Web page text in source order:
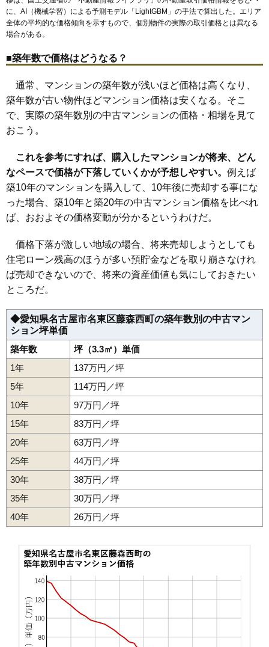
に、AI（機械学習）による予測モデル「LightGBM」の手法で算出した。エリア
全体の平均的な価格傾向を示すもので、個別物件の実際の取引価格とは異なる
場合がある。
■築年数で価格はどうなる？
通常、マンションの築年数が浅いほど価格は高くなり、
築年数が古い物件ほどマンション価格は安くなる。そこ
で、実際の築年数別の中古マンションの価格・相場を見て
おこう。
これを参考にすれば、購入したマンションが将来、どん
なペースで価格が下落していくかが予想しやすい。 例えば
築10年のマンションを購入して、10年後に売却する事にな
った場合、築10年と築20年の中古マンション価格を比べれ
ば、おおよその価格変動が分かるというわけだ。
価格下落が激しい地域の場合、将来売却しようとしても
住宅ローン残高のほうが多い預貯金などを取り崩さなけれ
ば売却できないので、将来の資産価値も気にしておきたい
ところだ。
◆愛知県名古屋市名東区藤森西町の築年数別の中古マン
ション坪単価
築年数
坪（3.3㎡）単価
1年
137万円／坪
5年
114万円／坪
10年
97万円／坪
15年
83万円／坪
20年
63万円／坪
25年
44万円／坪
30年
38万円／坪
35年
30万円／坪
40年
26万円／坪
神丘町上菅上社亀の井貴船 小井堀町 香南勢子坊高針原高社
高柳町宝が丘丁田町にじが丘 西里町八前 引山藤里町
藤見が丘藤森藤森西町文教台 平和が丘本郷名東本通
名東本町
藤が丘駅一社駅上社駅本郷駅